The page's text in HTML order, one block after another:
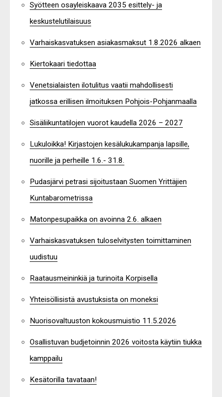
Syötteen osayleiskaava 2035 esittely- ja
keskustelutilaisuus
Varhaiskasvatuksen asiakasmaksut 1.8.2026 alkaen
Kiertokaari tiedottaa
Venetsialaisten ilotulitus vaatii mahdollisesti
jatkossa erillisen ilmoituksen Pohjois-Pohjanmaalla
Sisäliikuntatilojen vuorot kaudella 2026 – 2027
Lukuloikka! Kirjastojen kesälukukampanja lapsille,
nuorille ja perheille 1.6.- 31.8.
Pudasjärvi petrasi sijoitustaan Suomen Yrittäjien
Kuntabarometrissa
Matonpesupaikka on avoinna 2.6. alkaen
Varhaiskasvatuksen tuloselvitysten toimittaminen
uudistuu
Raatausmeininkiä ja turinoita Korpisella
Yhteisöllisistä avustuksista on moneksi
Nuorisovaltuuston kokousmuistio 11.5.2026
Osallistuvan budjetoinnin 2026 voitosta käytiin tiukka
kamppailu
Kesätorilla tavataan!